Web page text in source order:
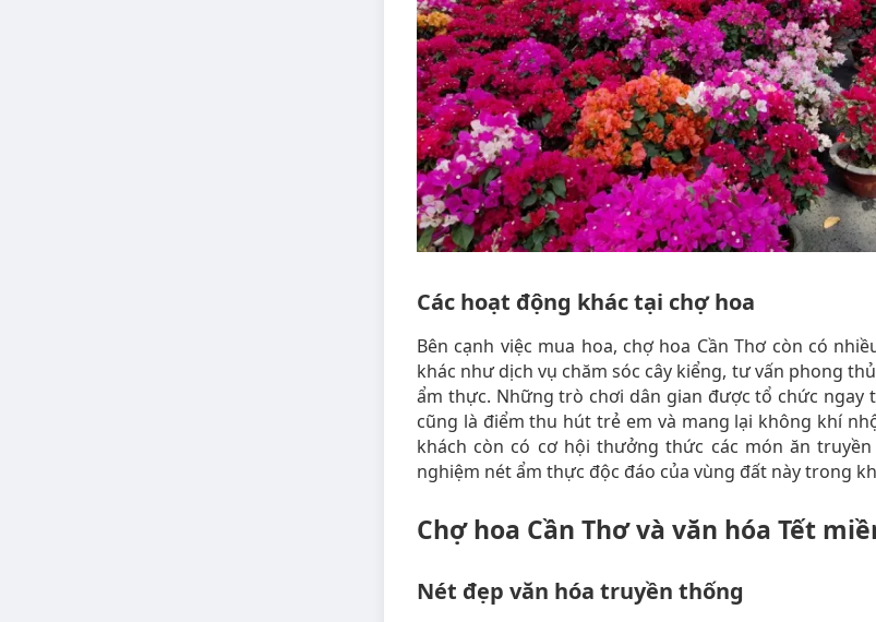
Các hoạt động khác tại chợ hoa
Bên cạnh việc mua hoa, chợ hoa Cần Thơ còn có
khác như dịch vụ chăm sóc cây kiểng, tư vấn phong
ẩm thực. Những trò chơi dân gian được tổ chức ngay
cũng là điểm thu hút trẻ em và mang lại không khí
khách còn có cơ hội thưởng thức các món ăn
nghiệm nét ẩm thực độc đáo của vùng đất này trong
Chợ hoa Cần Thơ và văn hóa Tết
Nét đẹp văn hóa truyền thống